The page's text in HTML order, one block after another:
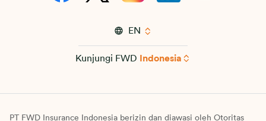
EN
Kunjungi FWD Indonesia
PT FWD Insurance Indonesia berizin dan diawasi oleh Otoritas